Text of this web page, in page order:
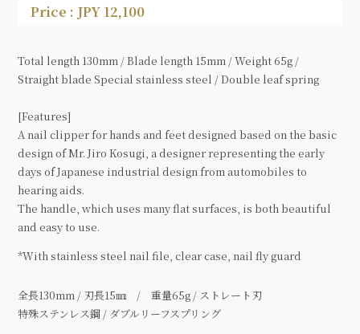
Price : JPY 12,100
Total length 130mm / Blade length 15mm / Weight 65g /
Straight blade Special stainless steel / Double leaf spring
[Features]
A nail clipper for hands and feet designed based on the basic
design of Mr. Jiro Kosugi, a designer representing the early
days of Japanese industrial design from automobiles to
hearing aids.
The handle, which uses many flat surfaces, is both beautiful
and easy to use.
*With stainless steel nail file, clear case, nail fly guard
全長130mm / 刃長15㎜ / 重量65g / ストレート刃
特殊ステンレス鋼 / ダブルリーフスプリング